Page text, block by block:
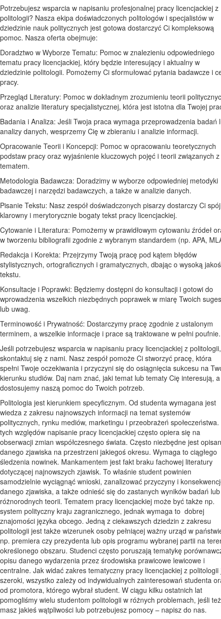
Potrzebujesz wsparcia w napisaniu profesjonalnej pracy licencjackiej z
politologii? Nasza ekipa doświadczonych politologów i specjalistów w
dziedzinie nauk politycznych jest gotowa dostarczyć Ci kompleksową
pomoc. Nasza oferta obejmuje:
Doradztwo w Wyborze Tematu: Pomoc w znalezieniu odpowiedniego
tematu pracy licencjackiej, który będzie interesujący i aktualny w
dziedzinie politologii. Pomożemy Ci sformułować pytania badawcze i
pracy.
Przegląd Literatury: Pomoc w dokładnym zrozumieniu teorii
oraz analizie literatury specjalistycznej, która jest istotna dla Twojej
Badania i Analiza: Jeśli Twoja praca wymaga przeprowadzenia badań
analizy danych, wesprzemy Cię w zbieraniu i analizie informacji.
Opracowanie Teorii i Koncepcji: Pomoc w opracowaniu teoretycznych
podstaw pracy oraz wyjaśnienie kluczowych pojęć i teorii związanych z
tematem.
Metodologia Badawcza: Doradzimy w wyborze odpowiedniej metodyki
badawczej i narzędzi badawczych, a także w analizie danych.
Pisanie Tekstu: Nasz zespół doświadczonych pisarzy dostarczy Ci
klarowny i merytorycznie bogaty tekst pracy licencjackiej.
Cytowanie i Literatura: Pomożemy w prawidłowym cytowaniu źródeł
w tworzeniu bibliografii zgodnie z wybranym standardem (np. APA,
Redakcja i Korekta: Przejrzymy Twoją pracę pod kątem błędów
stylistycznych, ortograficznych i gramatycznych, dbając o wysoką
tekstu.
Konsultacje i Poprawki: Będziemy dostępni do konsultacji i gotowi do
wprowadzenia wszelkich niezbędnych poprawek w miarę Twoich
lub uwag.
Terminowość i Prywatność: Dostarczymy pracę zgodnie z ustalonym
terminem, a wszelkie informacje i prace są traktowane w pełni poufnie.
Jeśli potrzebujesz wsparcia w napisaniu pracy licencjackiej z politologii,
skontaktuj się z nami. Nasz zespół pomoże Ci stworzyć pracę, która
spełni Twoje oczekiwania i przyczyni się do osiągnięcia sukcesu na
kierunku studiów. Daj nam znać, jaki temat lub tematy Cię interesują,
dostosujemy naszą pomoc do Twoich potrzeb.
Politologia jest kierunkiem specyficznym. Od studenta wymagana jest
wiedza z zakresu najnowszych informacji na temat systemów
politycznych, rynku mediów, marketingu i przeobrażeń społeczeństwa.
tych względów napisanie pracy licencjackiej często opiera się na
obserwacji zmian współczesnego świata. Często niezbędne jest
danego zjawiska na przestrzeni jakiegoś okresu. Wymaga to ciągłego
śledzenia nowinek. Mankamentem jest fakt braku fachowej literatury
dotyczącej najnowszych zjawisk. To właśnie student powinien
samodzielnie wyciągnąć wnioski, zanalizować przyczyny i
danego zjawiska, a także odnieść się do zastanych wyników badań lub
różnorodnych teorii. Tematem pracy licencjackiej może być także np.
system polityczny kraju zagranicznego, jednak wymaga to dobrej
znajomości języka obcego. Jedną z ciekawszych dziedzin z zakresu
politologii jest także wizerunek osoby pełniącej ważny urząd w
np. premiera czy prezydenta lub opis programu wybranej partii na
określonego obszaru. Studenci często poruszają tematykę
opisu danego wydarzenia przez środowiska prawicowe lewicowe i
centralne. Jak widać zakres tematyczny pracy licencjackiej z politologii
szeroki, wszystko zależy od indywidualnych zainteresowań studenta
od promotora, którego wybrał student. W ciągu kilku ostatnich lat
pomogliśmy wielu studentom politologii w różnych problemach, jeśli też
masz jakieś wątpliwości lub potrzebujesz pomocy – napisz do nas.